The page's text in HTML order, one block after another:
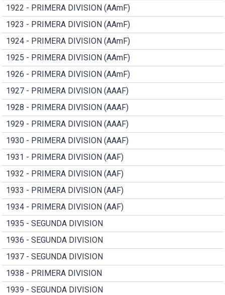
1922 - PRIMERA DIVISION (AAmF)
1923 - PRIMERA DIVISION (AAmF)
1924 - PRIMERA DIVISION (AAmF)
1925 - PRIMERA DIVISION (AAmF)
1926 - PRIMERA DIVISION (AAmF)
1927 - PRIMERA DIVISION (AAAF)
1928 - PRIMERA DIVISION (AAAF)
1929 - PRIMERA DIVISION (AAAF)
1930 - PRIMERA DIVISION (AAAF)
1931 - PRIMERA DIVISION (AAF)
1932 - PRIMERA DIVISION (AAF)
1933 - PRIMERA DIVISION (AAF)
1934 - PRIMERA DIVISION (AAF)
1935 - SEGUNDA DIVISION
1936 - SEGUNDA DIVISION
1937 - SEGUNDA DIVISION
1938 - PRIMERA DIVISION
1939 - SEGUNDA DIVISION